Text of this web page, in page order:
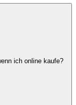
ich online kaufe?